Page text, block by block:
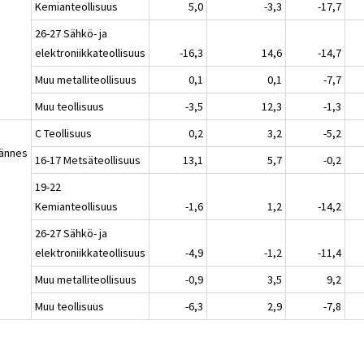
Kemianteollisuus
5,0 -3,3 -17,7
26-27 Sähkö- ja
elektroniikkateollisuus
-16,3 14,6 -14,7
Muu metalliteollisuus
0,1 0,1 -7,7
Muu teollisuus
-3,5 12,3 -1,3
C Teollisuus 0,2 3,2 -5,2
16-17 Metsäteollisuus
13,1 5,7 -0,2
19-22
Kemianteollisuus
-1,6 1,2 -14,2
26-27 Sähkö- ja
elektroniikkateollisuus
-4,9 -1,2 -11,4
Muu metalliteollisuus
-0,9 3,5 9,2
Muu teollisuus
-6,3 2,9 -7,8